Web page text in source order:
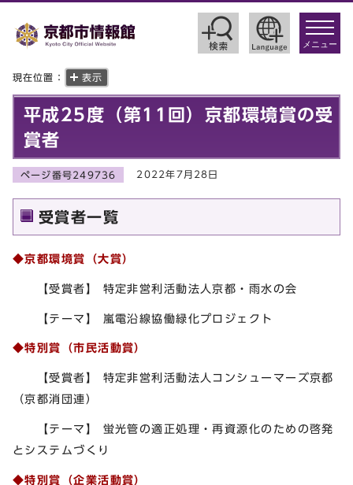
toggle
メニュー
現在位置： 表示
平成25度（第11回）京都環境賞の受
賞者
ページ番号249736 2022年7月28日
受賞者一覧
◆京都環境賞（大賞）
【受賞者】 特定非営利活動法人京都・雨水の会
【テーマ】 嵐電沿線協働緑化プロジェクト
◆特別賞（市民活動賞）
【受賞者】 特定非営利活動法人コンシューマーズ京都
（京都消団連）
【テーマ】 蛍光管の適正処理・再資源化のための啓発
とシステムづくり
◆特別賞（企業活動賞）